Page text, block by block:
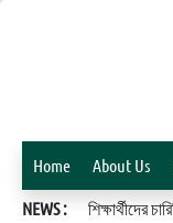
Home About Us
NEWS : শিক্ষার্থীদের